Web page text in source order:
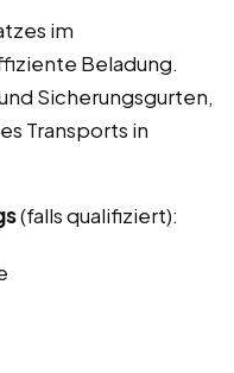
im
Beladung.
Sicherungsgurten,
Transports in
(falls qualifiziert):